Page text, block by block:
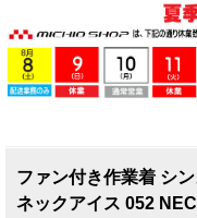
ファン付き作業着 シ
ネックアイス 052